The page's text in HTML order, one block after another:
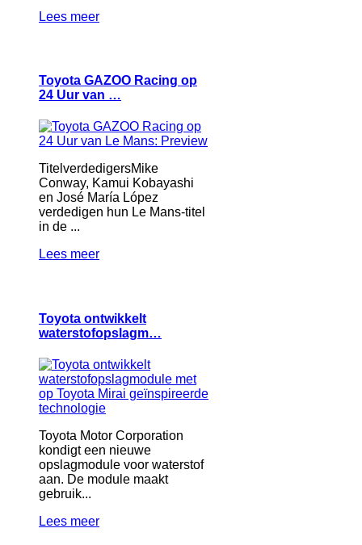
Lees meer
Toyota GAZOO Racing op
24 Uur van …
TitelverdedigersMike
Conway, Kamui Kobayashi
en José María López
verdedigen hun Le Mans-titel
in de ...
Lees meer
Toyota ontwikkelt
waterstofopslagm…
Toyota Motor Corporation
kondigt een nieuwe
opslagmodule voor waterstof
aan. De module maakt
gebruik...
Lees meer